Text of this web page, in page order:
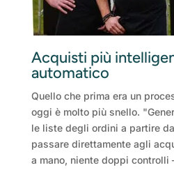
Acquisti più
automatico
Quello che prima era un
oggi è molto più snello.
le liste degli ordini a partire
passare direttamente agli
a mano, niente doppi